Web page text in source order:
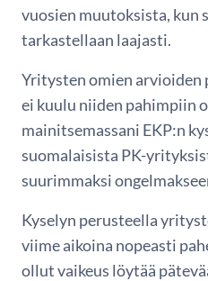
vuosien muutoksista, kun
tarkastellaan laajasti.
Yritysten omien arvioiden
ei kuulu niiden pahimpiin
mainitsemassani EKP:n
suomalaisista PK-
suurimmaksi
Kyselyn perusteella
viime aikoina nopeasti
ollut vaikeus löytää